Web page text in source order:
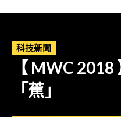
科技新聞
【 MWC
「蕉」